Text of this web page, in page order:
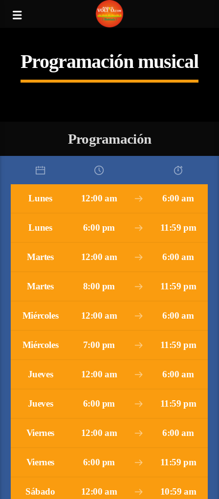
Programación musical
Programación
Lunes 12:00 am 6:00 am
Lunes 6:00 pm 11:59 pm
Martes 12:00 am 6:00 am
Martes 8:00 pm 11:59 pm
Miércoles 12:00 am 6:00 am
Miércoles 7:00 pm 11:59 pm
Jueves 12:00 am 6:00 am
Jueves 6:00 pm 11:59 pm
Viernes 12:00 am 6:00 am
Viernes 6:00 pm 11:59 pm
Sábado 12:00 am 10:59 am